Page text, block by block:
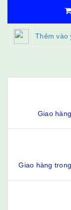
Thêm vào
Giao
Giao hàng